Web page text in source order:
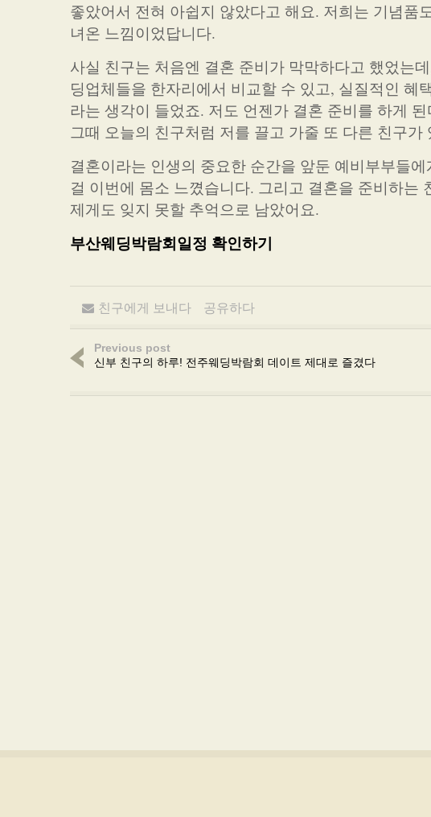
좋았어서 전혀 아쉽지 않았다고 해요. 저희는 기념품
녀온 느낌이었답니다.
사실 친구는 처음엔 결혼 준비가 막막하다고 했었는
딩업체들을 한자리에서 비교할 수 있고, 실질적인 혜
라는 생각이 들었죠. 저도 언젠가 결혼 준비를 하게
그때 오늘의 친구처럼 저를 끌고 가줄 또 다른 친구가
결혼이라는 인생의 중요한 순간을 앞둔 예비부부들
걸 이번에 몸소 느꼈습니다. 그리고 결혼을 준비하는
제게도 잊지 못할 추억으로 남았어요.
부산웨딩박람회일정 확인하기
친구에게 보내다 공유하다
Previous post
신부 친구의 하루! 전주웨딩박람회 데이트 제대로 즐겼다